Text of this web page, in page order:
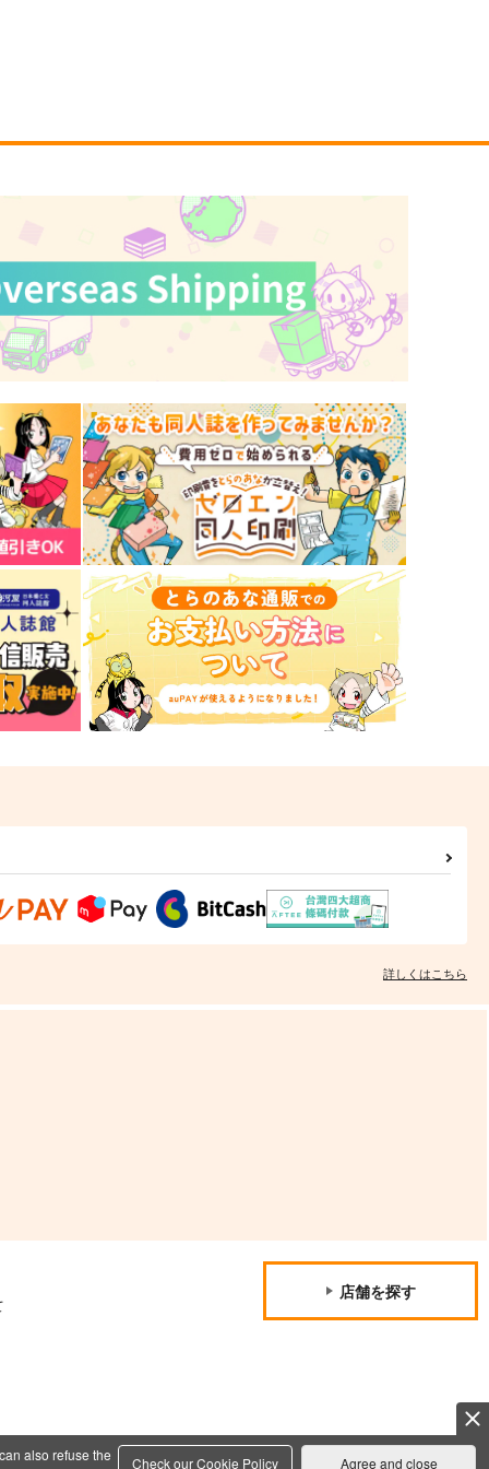
also refuse the Check our Cookie Policy Agree and close
詳しくはこちら
店舗を探す